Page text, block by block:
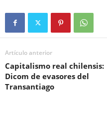
Artículo anterior
Capitalismo real chilensis:
Dicom de evasores del
Transantiago